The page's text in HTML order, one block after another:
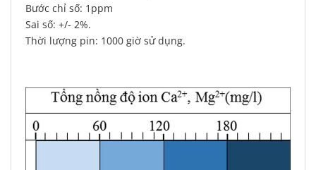
Bước chỉ số: 1ppm
Sai số: +/- 2%.
Thời lượng pin: 1000 giờ sử dụng.